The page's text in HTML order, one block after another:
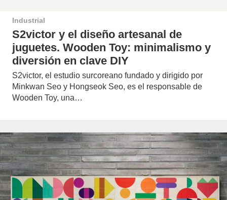
Industrial
S2victor y el diseño artesanal de
juguetes. Wooden Toy: minimalismo y
diversión en clave DIY
S2victor, el estudio surcoreano fundado y dirigido por
Minkwan Seo y Hongseok Seo, es el responsable de
Wooden Toy, una…